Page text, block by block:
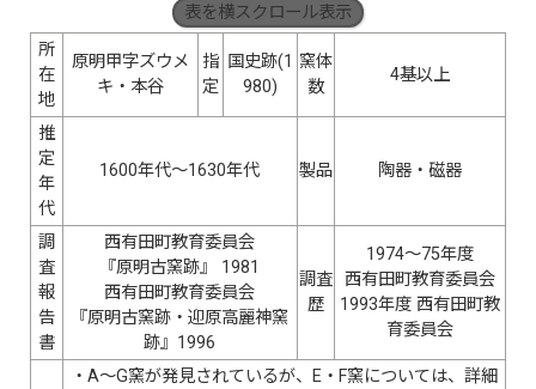
表を横スクロール表示
所
在
地
原明甲字ズウメ
キ・本谷
指
定
国史跡(1
980)
窯体
数
4基以上
推
定
年
代
1600年代〜1630年代 製品 陶器・磁器
調
査
報
告
書
西有田町教育委員会
『原明古窯跡』 1981
西有田町教育委員会
『原明古窯跡・迎原高麗神窯
跡』1996
調査
歴
1974〜75年度
西有田町教育委員会
1993年度 西有田町教
育委員会
・A〜G窯が発見されているが、E・F窯については、詳細